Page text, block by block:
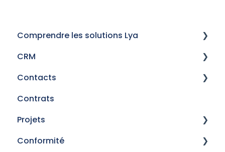
Comprendre les solutions Lya
Historique des versions
CRM
Mails
Procédures de signature électronique
Champs personnalisés
Mises en situation
Contacts
Gestion des prescripteurs
Gérer vos contacts
Gestion des contacts - Personnes
Contrats
Projets
Généralités
Conformité